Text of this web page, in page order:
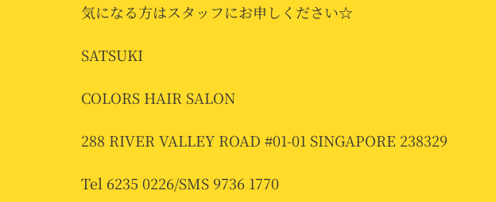
気になる方はスタッフにお申しください☆
SATSUKI
COLORS HAIR SALON
288 RIVER VALLEY ROAD #01-01 SINGAPORE 238329
Tel 6235 0226/SMS 9736 1770